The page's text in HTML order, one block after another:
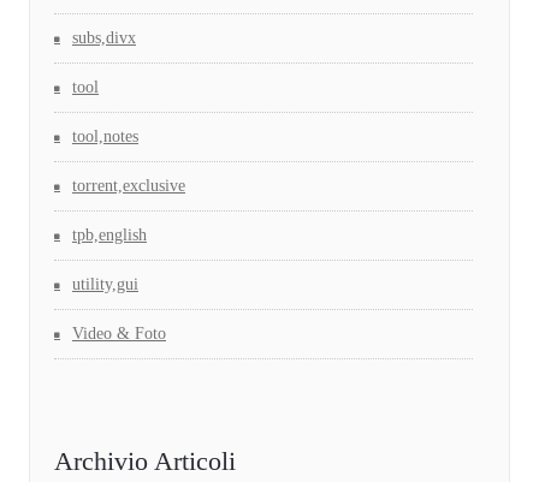
subs,divx
tool
tool,notes
torrent,exclusive
tpb,english
utility,gui
Video & Foto
Archivio Articoli